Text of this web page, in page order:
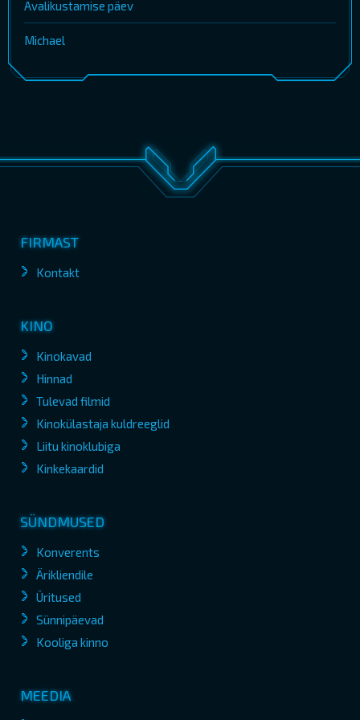
Avalikustamise päev
Michael
FIRMAST
Kontakt
KINO
Kinokavad
Hinnad
Tulevad filmid
Kinokülastaja kuldreeglid
Liitu kinoklubiga
Kinkekaardid
SÜNDMUSED
Konverents
Ärikliendile
Üritused
Sünnipäevad
Kooliga kinno
MEEDIA